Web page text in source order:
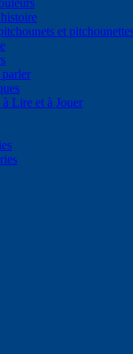
et
à Lire et à Jouer